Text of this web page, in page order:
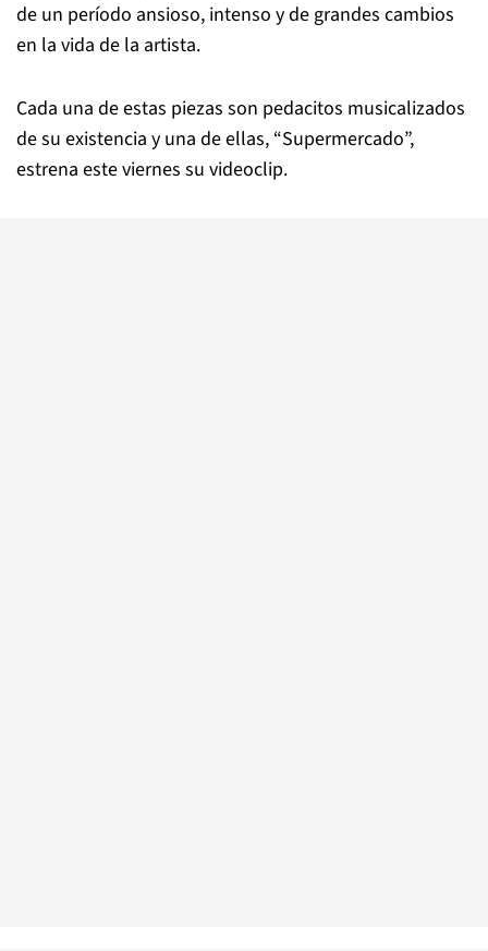
de un período ansioso, intenso y de grandes cambios
en la vida de la artista.
Cada una de estas piezas son pedacitos musicalizados
de su existencia y una de ellas, “Supermercado”,
estrena este viernes su videoclip.